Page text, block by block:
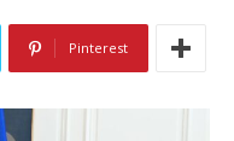
Pinterest